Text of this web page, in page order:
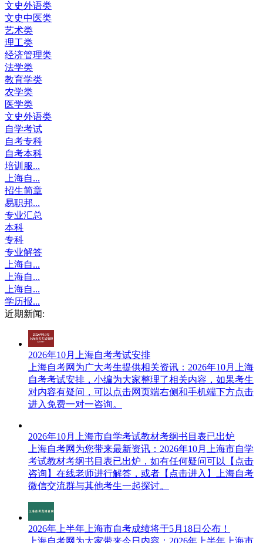
文史外语类
文史中医类
艺术类
理工类
经济管理类
法学类
教育学类
农学类
医学类
文史外语类
自学考试
自考专科
自考本科
培训服...
上海自...
招生简章
易职邦...
专业汇总
本科
专科
专业解答
上海自...
上海自...
上海自...
学历报...
近期新闻:
2026年10月上海自考考试安排
上海自考网​为广大考生提供相关资讯：2026年10月上海
自考考试安排，小编为大家整理了相关内容，如果考生
对内容有疑问，可以点击网页端右侧和手机端下方点击
进入免费一对一咨询。
2026年10月上海市自学考试教材考纲书目表已出炉
上海自考网为您带来最新资讯：2026年10月上海市自学
考试教材考纲书目表已出炉，如有任何疑问可以【点击
咨询】​在线老师进行解答，或者【点击进入】上海自考
微信交流群与其他考生一起探讨。
2026年上半年上海市自考成绩将于5月18日公布！